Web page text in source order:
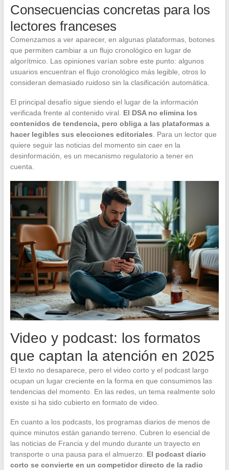
Consecuencias concretas para los
lectores franceses
Comenzamos a ver aparecer, en algunas plataformas, botones
que permiten cambiar a un flujo cronológico en lugar de
algorítmico. Las opiniones varían sobre este punto: algunos
usuarios encuentran el flujo cronológico más legible, otros lo
consideran demasiado ruidoso sin la clasificación automática.
El principal desafío sigue siendo el lugar de la información
verificada frente al contenido viral. El DSA no elimina los
contenidos de tendencia, pero obliga a las plataformas a
hacer legibles sus elecciones editoriales . Para un lector que
quiere seguir las noticias del momento sin caer en la
desinformación, es un mecanismo regulatorio a tener en
cuenta.
Video y podcast: los formatos
que captan la atención en 2025
El texto no desaparece, pero el video corto y el podcast largo
ocupan un lugar creciente en la forma en que consumimos las
tendencias del momento. En las redes, un tema realmente solo
existe si ha sido cubierto en formato de video.
En cuanto a los podcasts, los programas diarios de menos de
quince minutos están ganando terreno. Cubren lo esencial de
las noticias de Francia y del mundo durante un trayecto en
transporte o una pausa para el almuerzo. El podcast diario
corto se convierte en un competidor directo de la radio